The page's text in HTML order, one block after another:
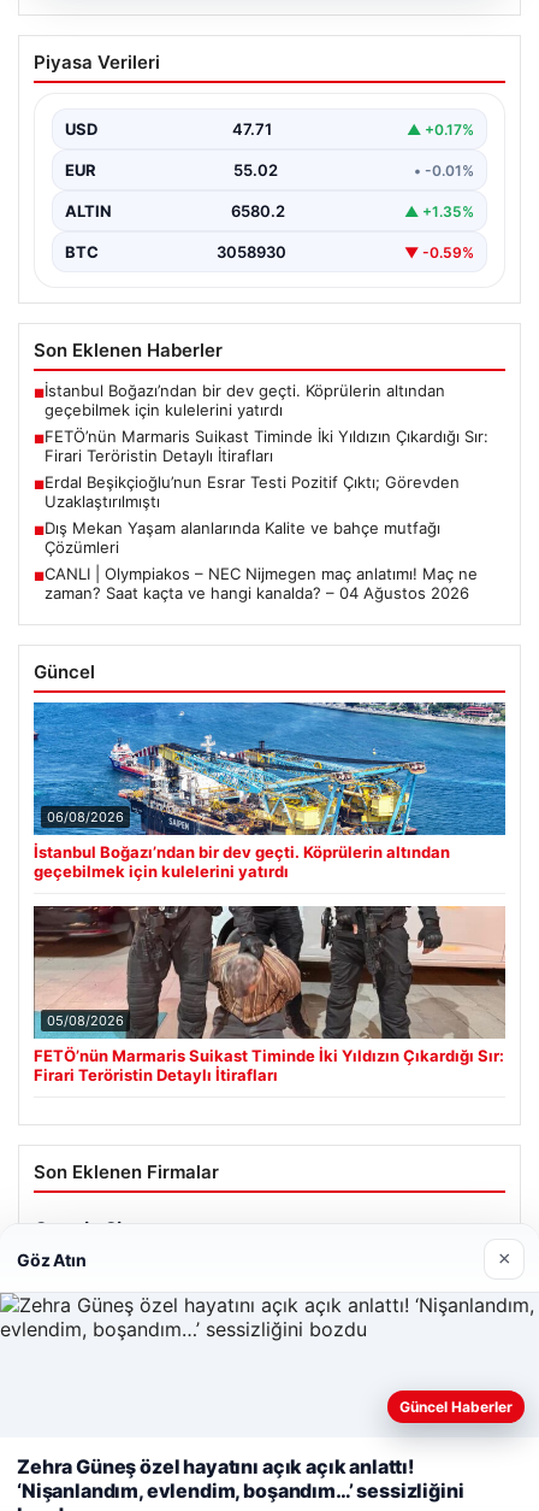
05.08.2026
FETÖ’nün Marmaris Suikast Timinde İki
Yıldızın Çıkardığı Sır: Firari Teröristin
15 Temmuz 2016 tarihinde gerçekleştirilen başarısız
girişimin…
Piyasa Verileri
USD 47.71 ▲ +0.17%
EUR 55.02 • -0.01%
ALTIN 6580.2 ▲ +1.35%
BTC 3058930 ▼ -0.59%
Son Eklenen Haberler
■İstanbul Boğazı’ndan bir dev geçti. Köprülerin altından
geçebilmek için kulelerini yatırdı
■FETÖ’nün Marmaris Suikast Timinde İki Yıldızın Çıkardığı Sır:
Firari Teröristin Detaylı İtirafları
■Erdal Beşikçioğlu’nun Esrar Testi Pozitif Çıktı; Görevden
Uzaklaştırılmıştı
■Dış Mekan Yaşam alanlarında Kalite ve bahçe mutfağı
Çözümleri
■CANLI | Olympiakos – NEC Nijmegen maç anlatımı! Maç ne
zaman? Saat kaçta ve hangi kanalda? – 04 Ağustos 2026
Güncel
06/08/2026
İstanbul Boğazı’ndan bir dev geçti. Köprülerin altından
geçebilmek için kulelerini yatırdı
05/08/2026
FETÖ’nün Marmaris Suikast Timinde İki Yıldızın Çıkardığı Sır:
Firari Teröristin Detaylı İtirafları
Son Eklenen Firmalar
Web sitemizi nasıl kullandığınızı daha iyi anlayabilmek,
deneyiminizi kişiselleştirmek ve geliştirmek amacıyla çerezler
kullanıyoruz.Çerez Politikamız
Göz Atın ×
Güncel Haberler
Zehra Güneş özel hayatını açık açık anlattı!
‘Nişanlandım, evlendim, boşandım…’ sessizliğini